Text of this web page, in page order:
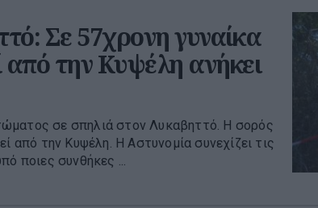
Σε 57χρονη γυναίκα
από την Κυψέλη ανήκει
σε σπηλιά στον Λυκαβηττό. Η σορός
από την Κυψέλη. Η Αστυνομία συνεχίζει τις
ποιες συνθήκες ...